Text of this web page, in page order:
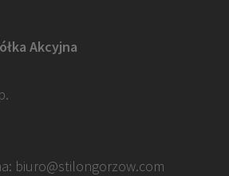
Akcyjna
biuro@stilongorzow.com